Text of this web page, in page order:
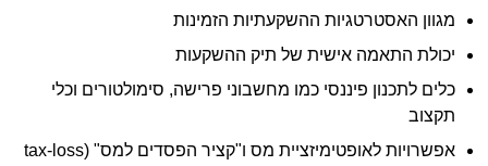
מגוון האסטרטגיות ההשקעתיות הזמינות
יכולת התאמה אישית של תיק ההשקעות
כלים לתכנון פיננסי כמו מחשבוני פרישה, סימולטורים וכלי
תקצוב
אפשרויות לאופטימיזציית מס ו"קציר הפסדים למס" (tax-loss